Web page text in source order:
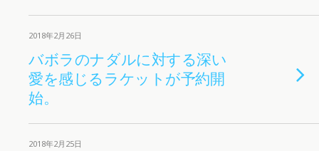
2018年2月26日
バボラのナダルに対する深い
愛を感じるラケットが予約開
始。
2018年2月25日